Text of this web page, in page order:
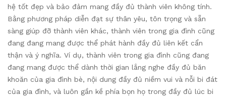
hệ tốt đẹp và bảo đảm mang đầy đủ thành viên không tính.
Bằng phương pháp diễn đạt sự thân yêu, tôn trọng và sẵn
sàng giúp đỡ thành viên khác, thành viên trong gia đình cũng
đang đang mang được thể phát hành đầy đủ liên kết cẩn
thận và ý nghĩa. Ví dụ, thành viên trong gia đình cũng đang
đang mang được thể dành thời gian lắng nghe đầy đủ băn
khoăn của gia đình bè, nội dung đầy đủ niềm vui và nỗi bi đát
của gia đình, và luôn gần kề phía bọn họ trong đầy đủ lúc bi